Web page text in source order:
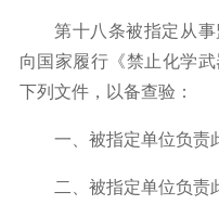
第十八条被指定从事
向国家履行《禁止化学
下列文件，以备查验：
一、被指定单位负责此
二、被指定单位负责此